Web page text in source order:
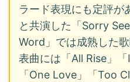
ラード表現にも定評が
と共演した「Sorry
Word」では成熟した
表曲には「All Rise」
「One Love」「Too